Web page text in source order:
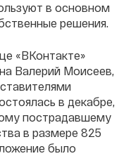
в основном
решения.
«ВКонтакте»
Валерий Моисеев,
в декабре,
пострадавшему
в размере 825
было